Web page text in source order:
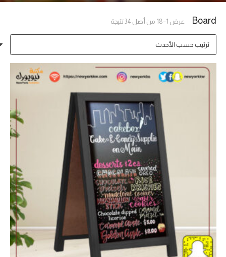
Board عرض 1–18 من أصل 34 نتيجة
الفرز